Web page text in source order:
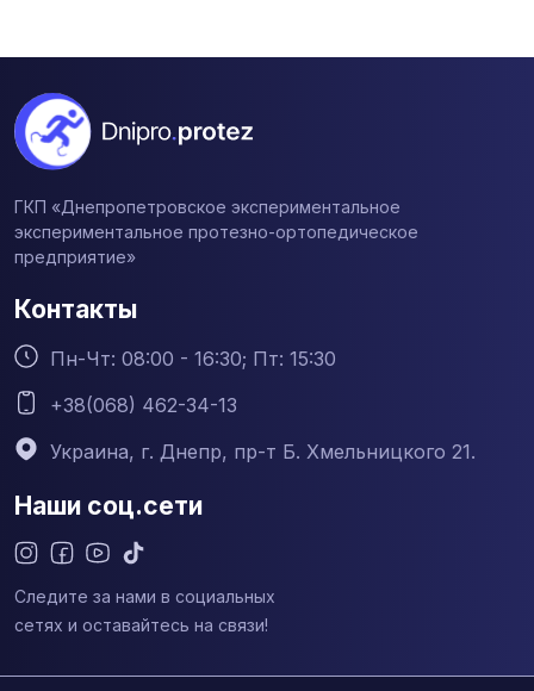
ГКП «Днепропетровское экспериментальное
экспериментальное протезно-ортопедическое
предприятие»
Контакты
Пн-Чт: 08:00 - 16:30; Пт: 15:30
+38(068) 462-34-13
Украина, г. Днепр, пр-т Б. Хмельницкого 21.
Наши соц.сети
Следите за нами в социальных
сетях и оставайтесь на связи!